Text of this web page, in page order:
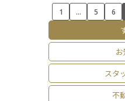
1 ... 5 6
スタ
不